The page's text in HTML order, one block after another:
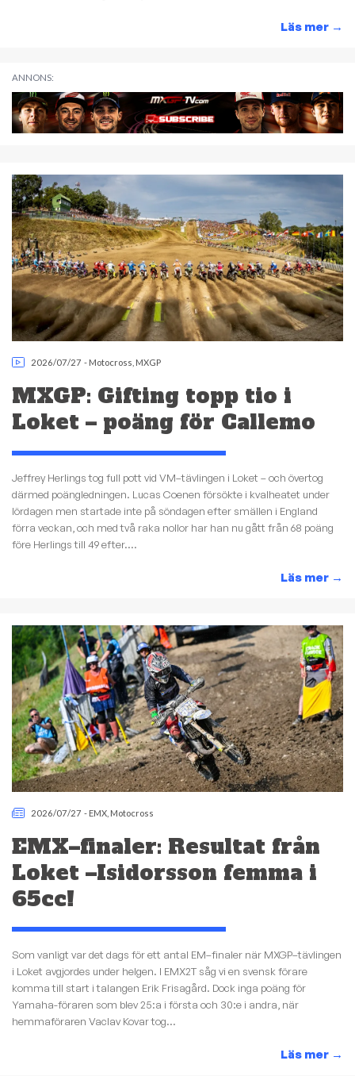
Läs mer →
ANNONS:
2026/07/27 - Motocross MXGP
MXGP: Gifting topp tio i
Loket – poäng för Callemo
Jeffrey Herlings tog full pott vid VM–tävlingen i Loket – och övertog
därmed poängledningen. Lucas Coenen försökte i kvalheatet under
lördagen men startade inte på söndagen efter smällen i England
förra veckan, och med två raka nollor har han nu gått från 68 poäng
före Herlings till 49 efter....
Läs mer →
2026/07/27 - EMX Motocross
EMX–finaler: Resultat från
Loket –Isidorsson femma i
65cc!
Som vanligt var det dags för ett antal EM–finaler när MXGP–tävlingen
i Loket avgjordes under helgen. I EMX2T såg vi en svensk förare
komma till start i talangen Erik Frisagård. Dock inga poäng för
Yamaha-föraren som blev 25:a i första och 30:e i andra, när
hemmaföraren Vaclav Kovar tog...
Läs mer →